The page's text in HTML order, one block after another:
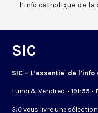
l’info catholique de la
SIC
SIC – L’essentiel de
Lundi & Vendredi • 19h55 •
SICvous livre une